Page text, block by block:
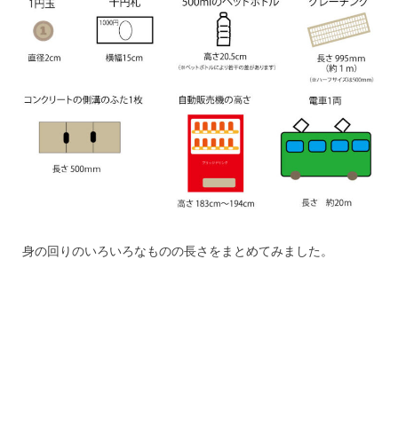
身の回りのいろいろなものの長さをまとめてみました。